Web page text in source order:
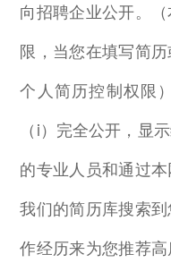
向招聘企业公开。
限，当您在填写简
个人简历控制权限
（i）完全公开，显
的专业人员和通过
我们的简历库搜索
作经历来为您推荐